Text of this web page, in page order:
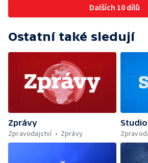
Dalších 10 dílů
Ostatní také sledují
Zprávy
Zpravodajství
Zprávy
Studio